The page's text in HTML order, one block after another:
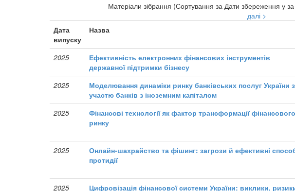
Матеріали зібрання (Сортування за Дати збереження у
далі >
Дата
випуску
Назва
2025
Ефективність електронних фінансових інструментів
державної підтримки бізнесу
2025
Моделювання динаміки ринку банківських послуг України
участю банків з іноземним капіталом
2025
Фінансові технології як фактор трансформації фінансового
ринку
2025
Онлайн-шахрайство та фішинг: загрози й ефективні
протидії
2025
Цифровізація фінансової системи України: виклики,